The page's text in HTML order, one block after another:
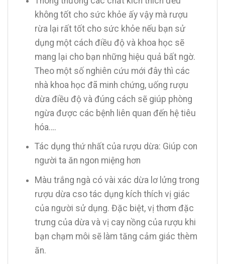
không tốt cho sức khỏe ấy vậy mà rượu
rừa lại rất tốt cho sức khỏe nếu bạn sử
dụng một cách điều độ và khoa học sẽ
mang lại cho bạn những hiệu quả bất ngờ.
Theo một số nghiên cứu mới đây thì các
nhà khoa học đã minh chứng, uống rượu
dừa điều độ và đúng cách sẽ giúp phòng
ngừa được các bệnh liên quan đến hệ tiêu
hóa….
Tác dụng thứ nhất của rượu dừa: Giúp con
người ta ăn ngon miệng hơn
Màu trắng ngà có vài xác dừa lơ lửng trong
rượu dừa cso tác dụng kích thích vị giác
của người sử dụng. Đặc biệt, vị thơm đặc
trưng của dừa và vị cay nồng của rượu khi
bạn chạm môi sẽ làm tăng cảm giác thèm
ăn.